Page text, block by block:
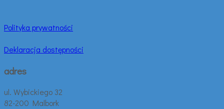
Polityka prywatności
Deklaracja dostępności
adres
ul. Wybickiego 32
82-200 Malbork